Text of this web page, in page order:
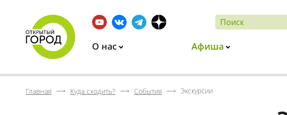
О нас Афиша
Главная Куда сходить? События Экскурсии